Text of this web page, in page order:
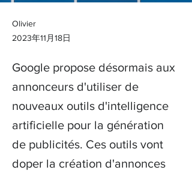
Olivier
2023年11月18日
Google propose désormais aux
annonceurs d'utiliser de
nouveaux outils d'intelligence
artificielle pour la génération
de publicités. Ces outils vont
doper la création d'annonces